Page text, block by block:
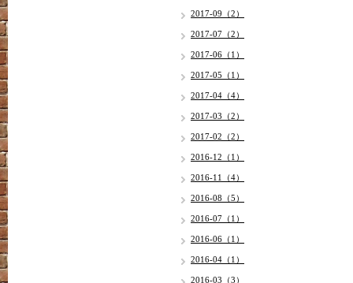
2017-09（2）
2017-07（2）
2017-06（1）
2017-05（1）
2017-04（4）
2017-03（2）
2017-02（2）
2016-12（1）
2016-11（4）
2016-08（5）
2016-07（1）
2016-06（1）
2016-04（1）
2016-03（3）